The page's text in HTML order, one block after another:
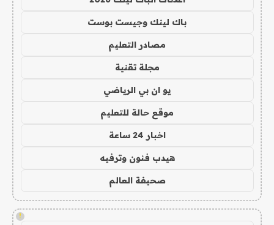
باك لينك وجيست بوست
مصادر التعليم
مجلة تقنية
يو ان بي الرياضي
موقع حالة للتعليم
اخبار 24 ساعة
هيدب فنون وترفيه
صحيفة العالم
!